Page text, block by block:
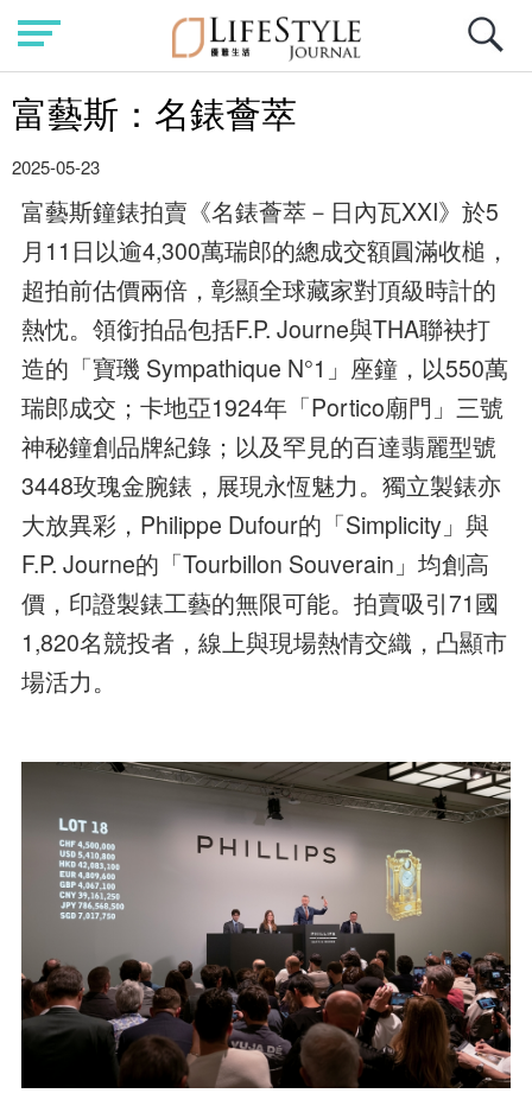
富藝斯：名錶薈萃
2025-05-23
富藝斯鐘錶拍賣《名錶薈萃－日內瓦XXI》於5
月11日以逾4,300萬瑞郎的總成交額圓滿收槌，
超拍前估價兩倍，彰顯全球藏家對頂級時計的
熱忱。領銜拍品包括F.P. Journe與THA聯袂打
造的「寶璣 Sympathique N°1」座鐘，以550萬
瑞郎成交；卡地亞1924年「Portico廟門」三號
神秘鐘創品牌紀錄；以及罕見的百達翡麗型號
3448玫瑰金腕錶，展現永恆魅力。獨立製錶亦
大放異彩，Philippe Dufour的「Simplicity」與
F.P. Journe的「Tourbillon Souverain」均創高
價，印證製錶工藝的無限可能。拍賣吸引71國
1,820名競投者，線上與現場熱情交織，凸顯市
場活力。